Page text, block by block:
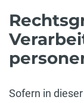
Sofern in